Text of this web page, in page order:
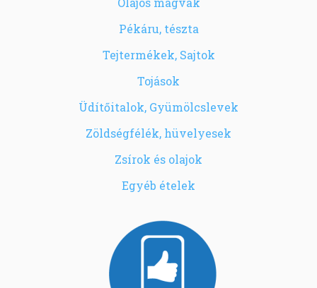
Pékáru, tészta
Tejtermékek, Sajtok
Tojások
Üdítőitalok, Gyümölcslevek
Zöldségfélék, hüvelyesek
Zsírok és olajok
Egyéb ételek